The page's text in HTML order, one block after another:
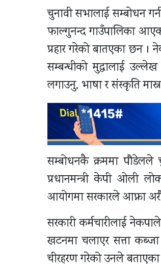
चुनावी सभालाई सम्बोधन
फाल्गुनन्द गाउँपालिका
प्रहार गरेको बातएका छन ।
सम्बन्धीको मुद्धालाई उल्लेख
लगाउनु, भाषा र संस्कृति
सम्बोधनकै क्रममा पौडेलले
प्रधानमन्त्री केपी ओली
आयोगमा सरकारले आफ्ना
सरकारी कर्मचारीलाई
खटनमा चलाएर सत्ता
चीरहरण गरेको उनले